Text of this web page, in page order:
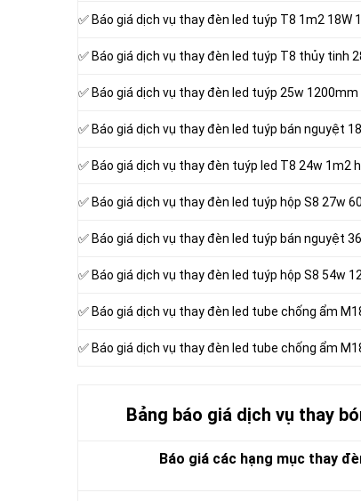
✅ Báo giá dịch vụ thay đèn led tuýp T8 1m2 18W
✅ Báo giá dịch vụ thay đèn led tuýp T8 thủy tinh
✅ Báo giá dịch vụ thay đèn led tuýp 25w 1200mm
✅ Báo giá dịch vụ thay đèn led tuýp bán nguyệt
✅ Báo giá dịch vụ thay đèn tuýp led T8 24w 1m2
✅ Báo giá dịch vụ thay đèn led tuýp hộp S8 27w
✅ Báo giá dịch vụ thay đèn led tuýp bán nguyệt
✅ Báo giá dịch vụ thay đèn led tuýp hộp S8 54w
✅ Báo giá dịch vụ thay đèn led tube chống ẩm
✅ Báo giá dịch vụ thay đèn led tube chống ẩm
Bảng báo giá dịch vụ thay
Báo giá các hạng mục thay